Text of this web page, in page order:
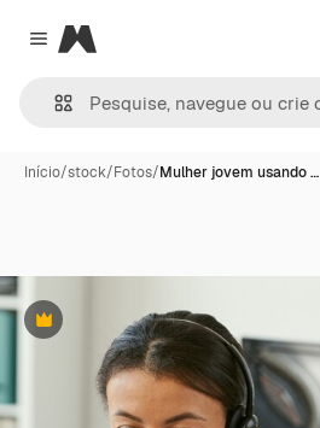
Close menu
Magnific
Início/stock/Fotos/Mulher jovem usando …
Premium